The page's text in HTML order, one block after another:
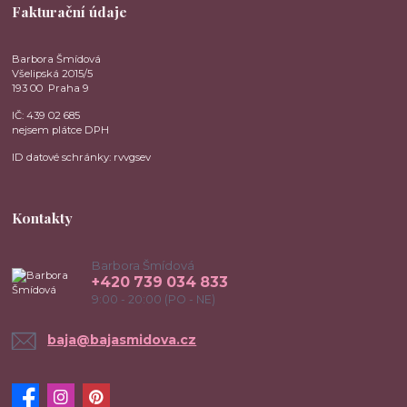
Fakturační údaje
Barbora Šmídová
Všelipská 2015/5
193 00 Praha 9
IČ: 439 02 685
nejsem plátce DPH
ID datové schránky: rvvgsev
Kontakty
Barbora Šmídová
+420 739 034 833
9:00 - 20:00 (PO - NE)
baja@bajasmidova.cz